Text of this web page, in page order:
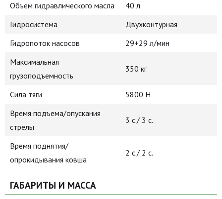
Объем гидравлического масла
40 л
Гидросистема
Двухконтурная
Гидропоток насосов
29+29 л/мин
Максимальная
грузоподъемность
350 кг
Сила тяги
5800 Н
Время подъема/опускания
стрелы
3 с./ 3 с.
Время поднятия/
опрокидывания ковша
2 с./ 2 с.
ГАБАРИТЫ И МАССА